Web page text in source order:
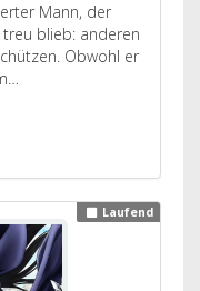
Mann, der
blieb: anderen
Obwohl er
Laufend